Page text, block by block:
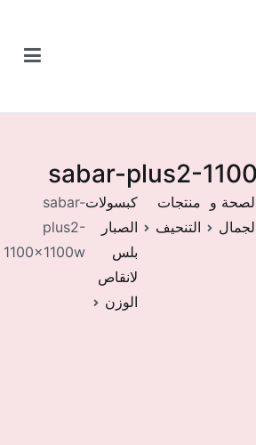
sabar-plus2-
و منتجات
التنحيف
كبسولات
الصبار
بلس
لانقاص
الوزن
sabar-
plus2-
1100x1100w